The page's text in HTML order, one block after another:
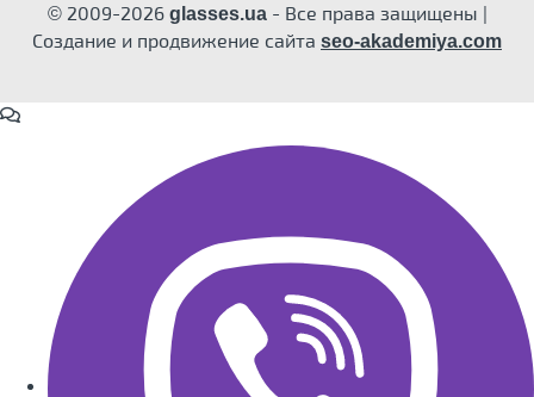
© 2009-2026glasses.ua- Все права защищены |
Создание и продвижение сайта seo-akademiya.com